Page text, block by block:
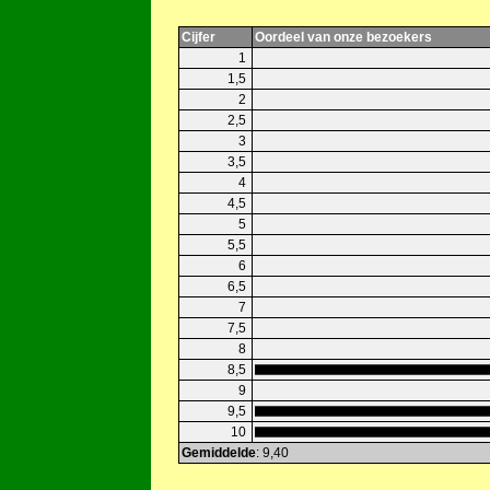
Cijfer Oordeel van onze bezoekers
1
1,5
2
2,5
3
3,5
4
4,5
5
5,5
6
6,5
7
7,5
8
8,5
9
9,5
10
Gemiddelde: 9,40